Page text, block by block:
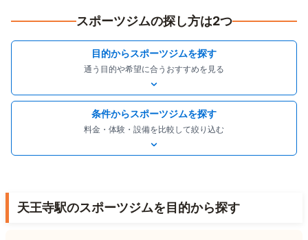
スポーツジムの探し方は2つ
目的からスポーツジムを探す
通う目的や希望に合うおすすめを見る
条件からスポーツジムを探す
料金・体験・設備を比較して絞り込む
天王寺駅のスポーツジムを目的から探す